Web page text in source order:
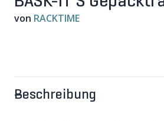
von RACKTIME
Beschreibung